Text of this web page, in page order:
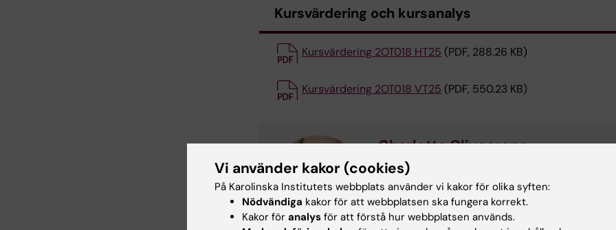
Kursvärdering och kursanalys
Kursvärdering 2OT018 HT25 (PDF, 288.26 KB)
Kursvärdering 2OT018 VT25 (PDF, 550.23 KB)
Charlotta Olivecrona
Kursledare
E-post:
Vi använder kakor (cookies)
På Karolinska Institutets webbplats använder vi kakor för olika syften:
Nödvändiga kakor för att webbplatsen ska fungera korrekt.
Kakor för analys för att förstå hur webbplatsen används.